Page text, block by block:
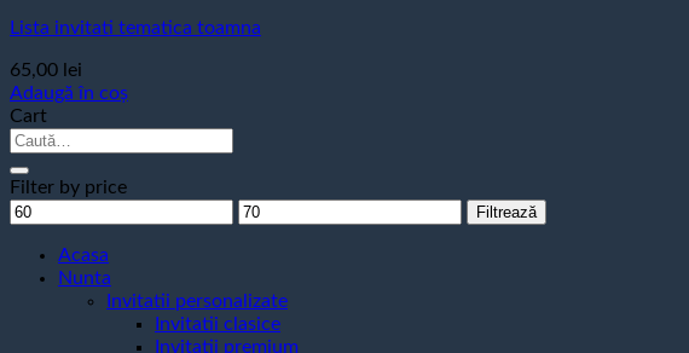
Lista invitati tematica toamna
65,00 lei
Adaugă în coș
Cart
Caută
Filter by price
Preț
Preț
Filtrează
Acasa
Nunta
Invitatii personalizate
Invitatii clasice
Invitatii premium